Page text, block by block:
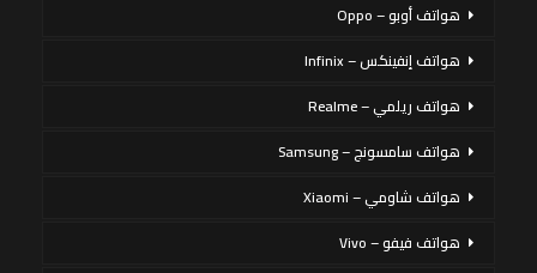
هواتف أوبو – Oppo
هواتف إنفينكس – Infinix
هواتف ريلمي – Realme
هواتف سامسونج – Samsung
هواتف شاومي – Xiaomi
هواتف فيفو – Vivo